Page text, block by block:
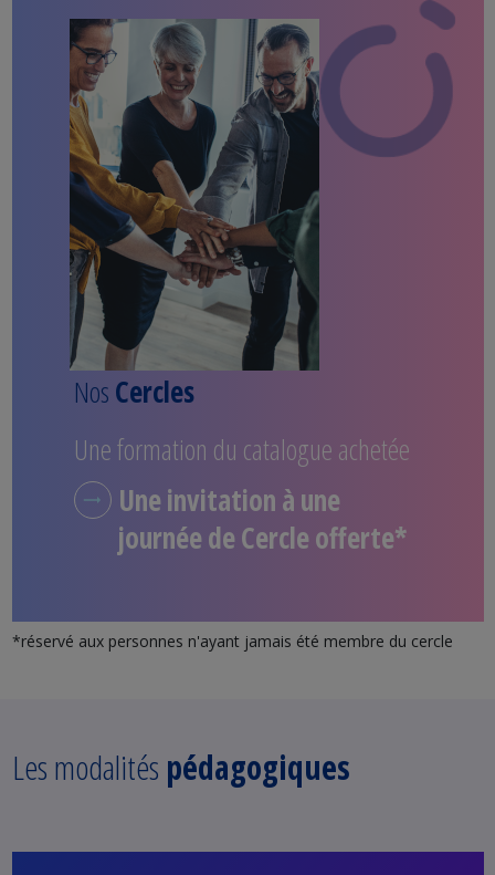
NosCercles
Une formation du catalogue achetée
Une invitation à une
journée de Cercle offerte*
*réservé aux personnes n'ayant jamais été membre du cercle
Les modalités pédagogiques